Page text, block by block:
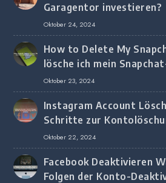
Garagentor investieren?
Oktober 24, 2024
How to Delete My
lösche ich mein
Oktober 23, 2024
Instagram Account
Schritte zur
Browser
Oktober 22, 2024
Facebook Deaktivieren
Folgen der Konto-